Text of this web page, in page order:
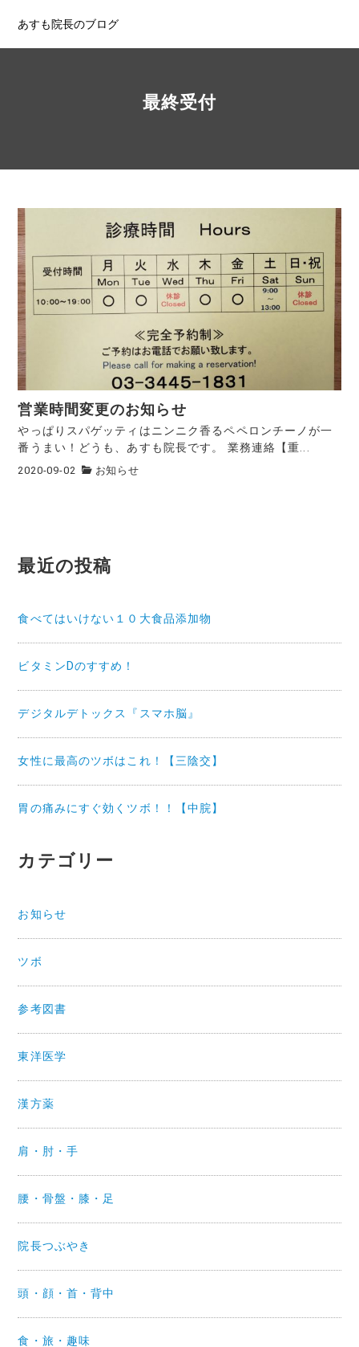
あすも院長のブログ
最終受付
営業時間変更のお知らせ
やっぱりスパゲッティはニンニク香るペペロンチーノが一
番うまい！どうも、あすも院長です。 業務連絡【重...
2020-09-02 お知らせ
最近の投稿
食べてはいけない１０大食品添加物
ビタミンDのすすめ！
デジタルデトックス『スマホ脳』
女性に最高のツボはこれ！【三陰交】
胃の痛みにすぐ効くツボ！！【中脘】
カテゴリー
お知らせ
ツボ
参考図書
東洋医学
漢方薬
肩・肘・手
腰・骨盤・膝・足
院長つぶやき
頭・顔・首・背中
食・旅・趣味